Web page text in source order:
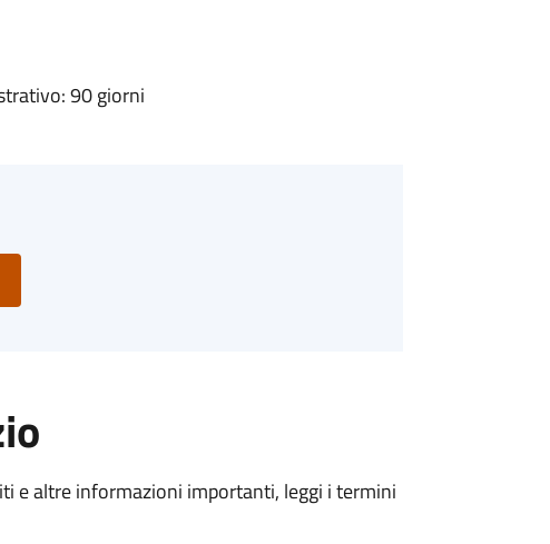
90 giorni
e altre informazioni importanti, leggi i termini